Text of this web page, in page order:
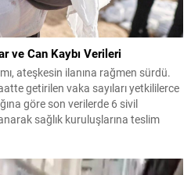
ve Can Kaybı Verileri
ateşkesin ilanına rağmen sürdü.
getirilen vaka sayıları yetkililerce
göre son verilerde 6 sivil
sağlık kuruluşlarına teslim
bu yana bildirilen...